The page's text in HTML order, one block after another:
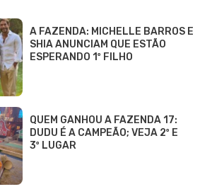
A FAZENDA: MICHELLE BARROS E
SHIA ANUNCIAM QUE ESTÃO
ESPERANDO 1º FILHO
QUEM GANHOU A FAZENDA 17:
DUDU É A CAMPEÃO; VEJA 2º E
3º LUGAR